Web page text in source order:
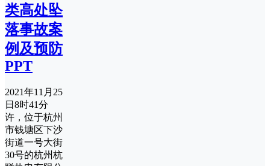
类高处坠
落事故案
例及预防
PPT
2021年11月25
日8时41分
许，位于杭州
市钱塘区下沙
街道一号大街
30号的杭州杭